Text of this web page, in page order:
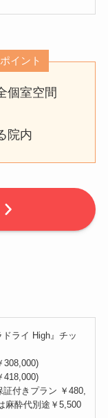
イント
個室空間
院内
ライ High』チッ
付きプラン ￥480,
麻酔代別途￥5,500